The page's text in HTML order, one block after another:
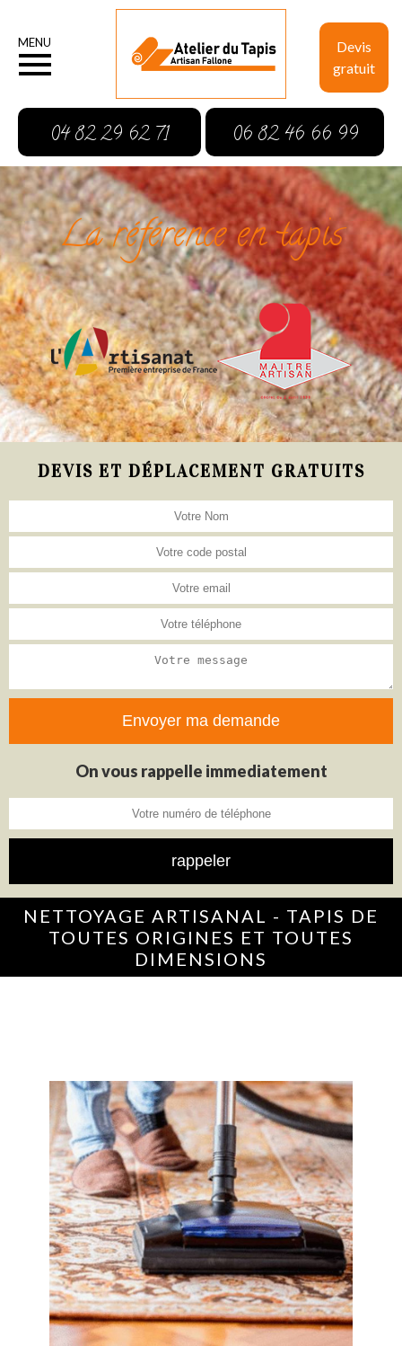
Devis
gratuit
MENU
04 82 29 62 71 06 82 46 66 99
La référence en tapis
DEVIS ET DÉPLACEMENT GRATUITS
On vous rappelle immediatement
NETTOYAGE ARTISANAL - TAPIS DE
TOUTES ORIGINES ET TOUTES
DIMENSIONS